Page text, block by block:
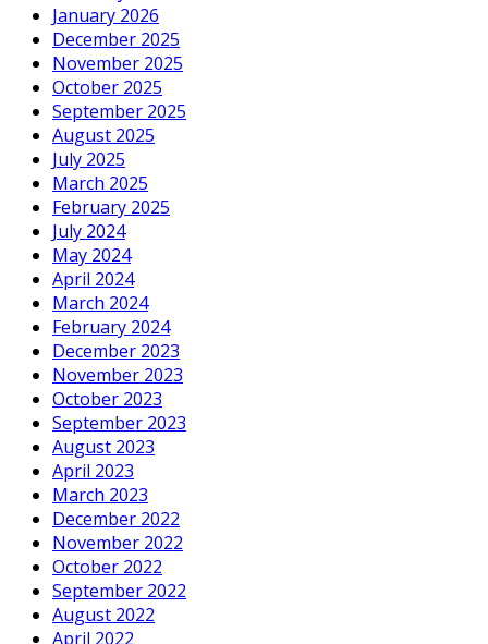
January 2026
December 2025
November 2025
October 2025
September 2025
August 2025
July 2025
March 2025
February 2025
July 2024
May 2024
April 2024
March 2024
February 2024
December 2023
November 2023
October 2023
September 2023
August 2023
April 2023
March 2023
December 2022
November 2022
October 2022
September 2022
August 2022
April 2022